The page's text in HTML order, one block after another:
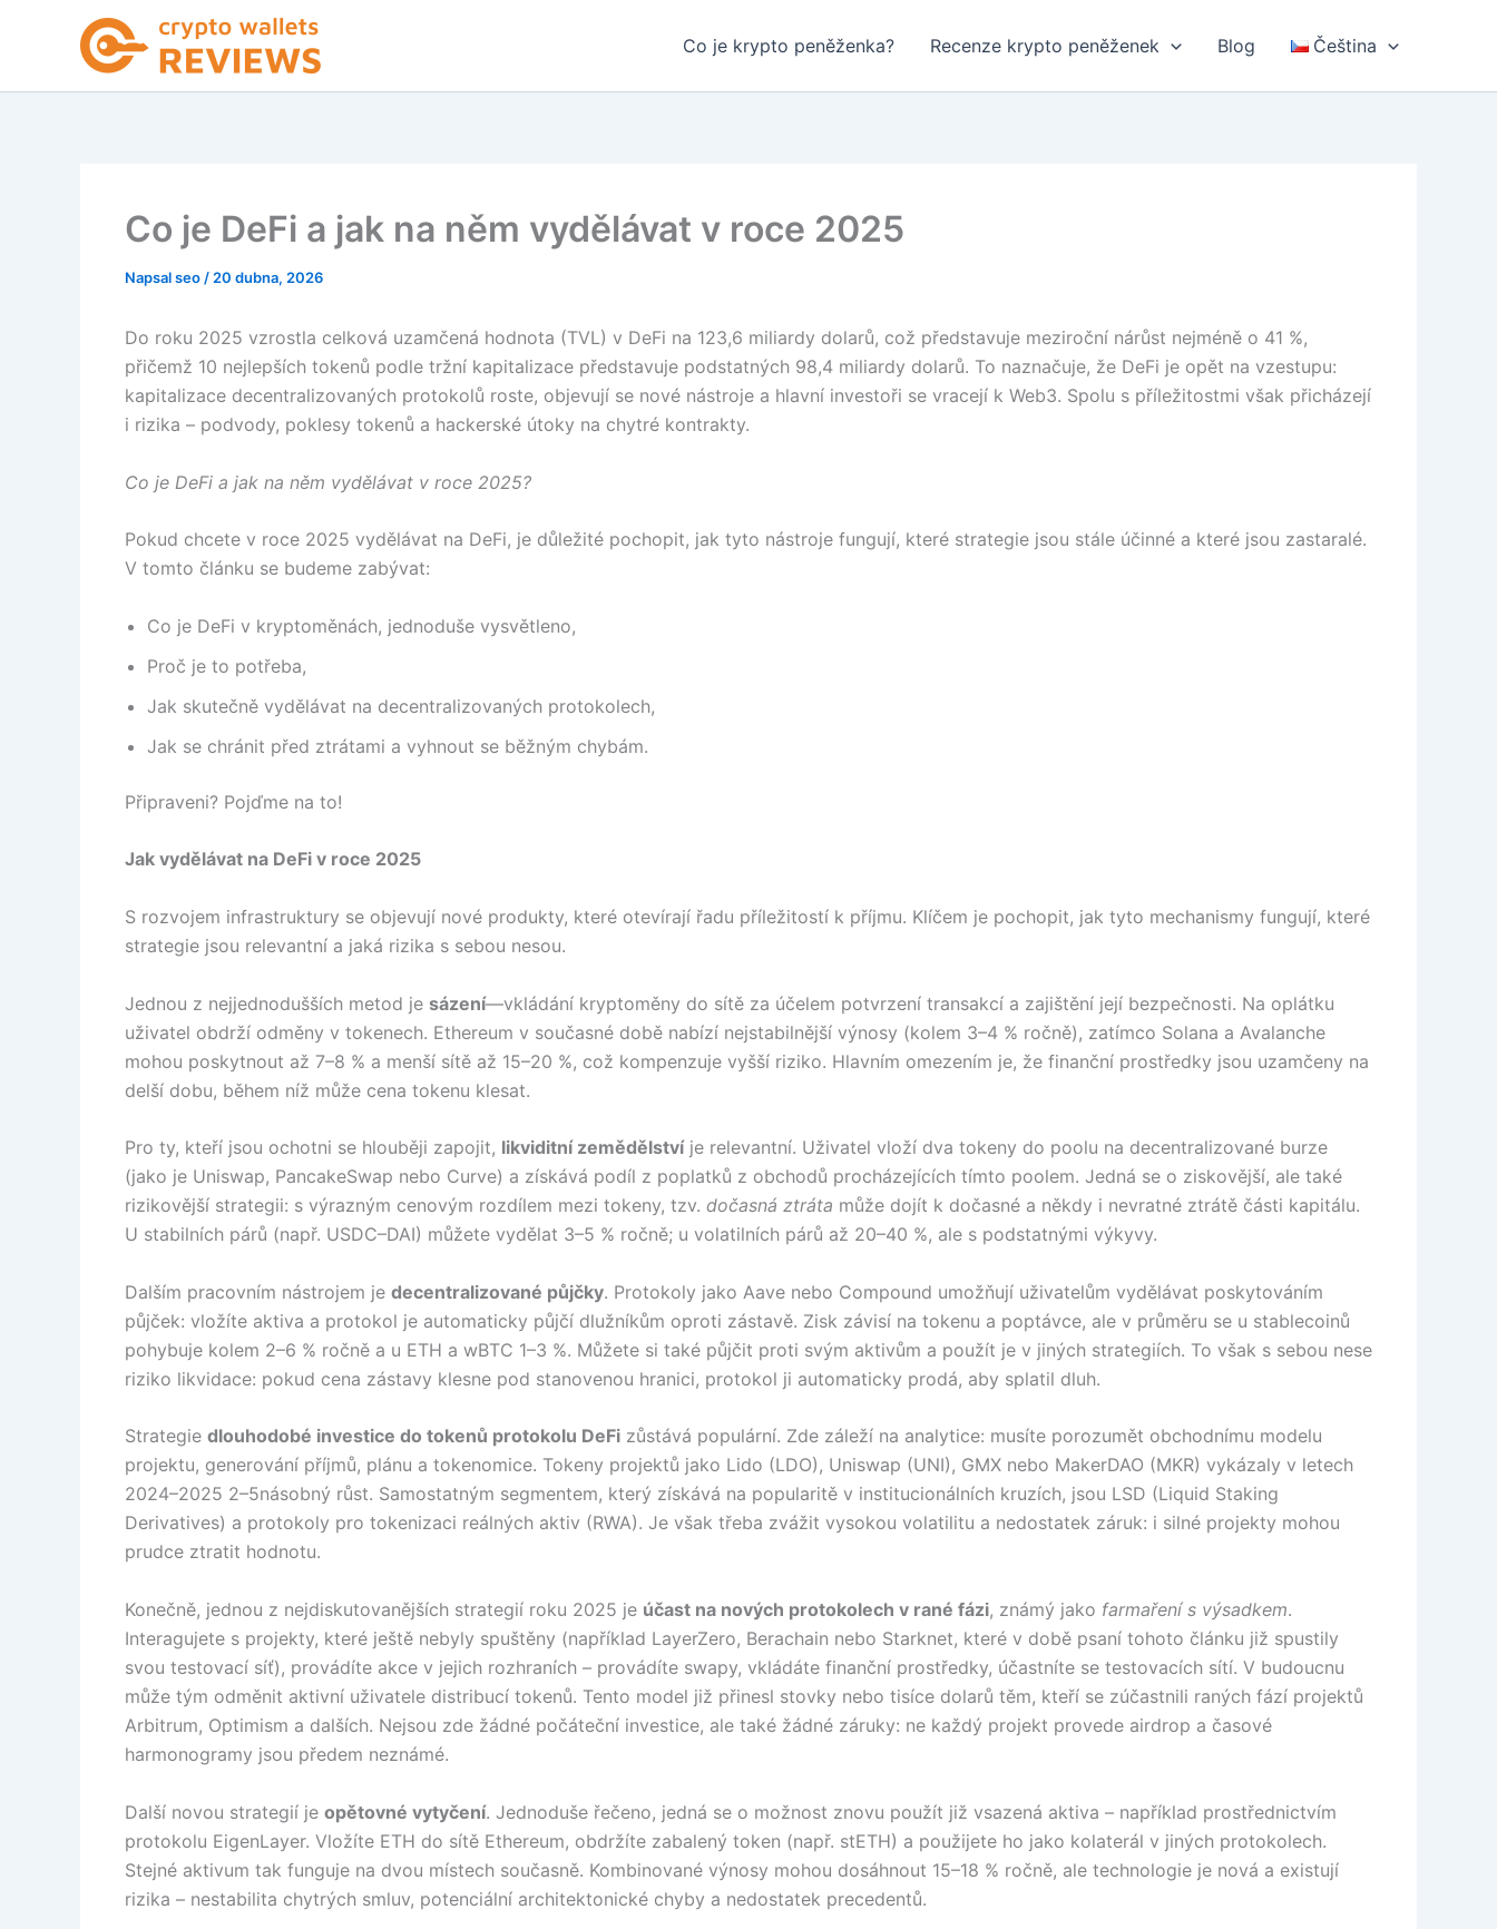
Co je krypto peněženka? Recenze krypto peněženek Blog Čeština
Co je DeFi a jak na něm vydělávat v roce 2025
Napsalseo / 20 dubna, 2026
Do roku 2025 vzrostla celková uzamčená hodnota (TVL) v DeFi na 123,6 miliardy dolarů, což představuje meziroční nárůst nejméně o 41 %,
přičemž 10 nejlepších tokenů podle tržní kapitalizace představuje podstatných 98,4 miliardy dolarů. To naznačuje, že DeFi je opět na vzestupu:
kapitalizace decentralizovaných protokolů roste, objevují se nové nástroje a hlavní investoři se vracejí k Web3. Spolu s příležitostmi však přicházejí
i rizika – podvody, poklesy tokenů a hackerské útoky na chytré kontrakty.
Co je DeFi a jak na něm vydělávat v roce 2025?
Pokud chcete v roce 2025 vydělávat na DeFi, je důležité pochopit, jak tyto nástroje fungují, které strategie jsou stále účinné a které jsou zastaralé.
V tomto článku se budeme zabývat:
Co je DeFi v kryptoměnách, jednoduše vysvětleno,
Proč je to potřeba,
Jak skutečně vydělávat na decentralizovaných protokolech,
Jak se chránit před ztrátami a vyhnout se běžným chybám.
Připraveni? Pojďme na to!
Jak vydělávat na DeFi v roce 2025
S rozvojem infrastruktury se objevují nové produkty, které otevírají řadu příležitostí k příjmu. Klíčem je pochopit, jak tyto mechanismy fungují, které
strategie jsou relevantní a jaká rizika s sebou nesou.
Jednou z nejjednodušších metod je sázení—vkládání kryptoměny do sítě za účelem potvrzení transakcí a zajištění její bezpečnosti. Na oplátku
uživatel obdrží odměny v tokenech. Ethereum v současné době nabízí nejstabilnější výnosy (kolem 3–4 % ročně), zatímco Solana a Avalanche
mohou poskytnout až 7–8 % a menší sítě až 15–20 %, což kompenzuje vyšší riziko. Hlavním omezením je, že finanční prostředky jsou uzamčeny na
delší dobu, během níž může cena tokenu klesat.
Pro ty, kteří jsou ochotni se hlouběji zapojit, likviditní zemědělstvíje relevantní. Uživatel vloží dva tokeny do poolu na decentralizované burze
(jako je Uniswap, PancakeSwap nebo Curve) a získává podíl z poplatků z obchodů procházejících tímto poolem. Jedná se o ziskovější, ale také
rizikovější strategii: s výrazným cenovým rozdílem mezi tokeny, tzv. dočasná ztráta může dojít k dočasné a někdy i nevratné ztrátě části kapitálu.
U stabilních párů (např. USDC–DAI) můžete vydělat 3–5 % ročně; u volatilních párů až 20–40 %, ale s podstatnými výkyvy.
Dalším pracovním nástrojem je decentralizované půjčky. Protokoly jako Aave nebo Compound umožňují uživatelům vydělávat poskytováním
půjček: vložíte aktiva a protokol je automaticky půjčí dlužníkům oproti zástavě. Zisk závisí na tokenu a poptávce, ale v průměru se u stablecoinů
pohybuje kolem 2–6 % ročně a u ETH a wBTC 1–3 %. Můžete si také půjčit proti svým aktivům a použít je v jiných strategiích. To však s sebou nese
riziko likvidace: pokud cena zástavy klesne pod stanovenou hranici, protokol ji automaticky prodá, aby splatil dluh.
Strategie dlouhodobé investice do tokenů protokolu DeFi zůstává populární. Zde záleží na analytice: musíte porozumět obchodnímu modelu
projektu, generování příjmů, plánu a tokenomice. Tokeny projektů jako Lido (LDO), Uniswap (UNI), GMX nebo MakerDAO (MKR) vykázaly v letech
2024–2025 2–5násobný růst. Samostatným segmentem, který získává na popularitě v institucionálních kruzích, jsou LSD (Liquid Staking
Derivatives) a protokoly pro tokenizaci reálných aktiv (RWA). Je však třeba zvážit vysokou volatilitu a nedostatek záruk: i silné projekty mohou
prudce ztratit hodnotu.
Konečně, jednou z nejdiskutovanějších strategií roku 2025 je účast na nových protokolech v rané fázi, známý jako farmaření s výsadkem.
Interagujete s projekty, které ještě nebyly spuštěny (například LayerZero, Berachain nebo Starknet, které v době psaní tohoto článku již spustily
svou testovací síť), provádíte akce v jejich rozhraních – provádíte swapy, vkládáte finanční prostředky, účastníte se testovacích sítí. V budoucnu
může tým odměnit aktivní uživatele distribucí tokenů. Tento model již přinesl stovky nebo tisíce dolarů těm, kteří se zúčastnili raných fází projektů
Arbitrum, Optimism a dalších. Nejsou zde žádné počáteční investice, ale také žádné záruky: ne každý projekt provede airdrop a časové
harmonogramy jsou předem neznámé.
Další novou strategií je opětovné vytyčení. Jednoduše řečeno, jedná se o možnost znovu použít již vsazená aktiva – například prostřednictvím
protokolu EigenLayer. Vložíte ETH do sítě Ethereum, obdržíte zabalený token (např. stETH) a použijete ho jako kolaterál v jiných protokolech.
Stejné aktivum tak funguje na dvou místech současně. Kombinované výnosy mohou dosáhnout 15–18 % ročně, ale technologie je nová a existují
rizika – nestabilita chytrých smluv, potenciální architektonické chyby a nedostatek precedentů.